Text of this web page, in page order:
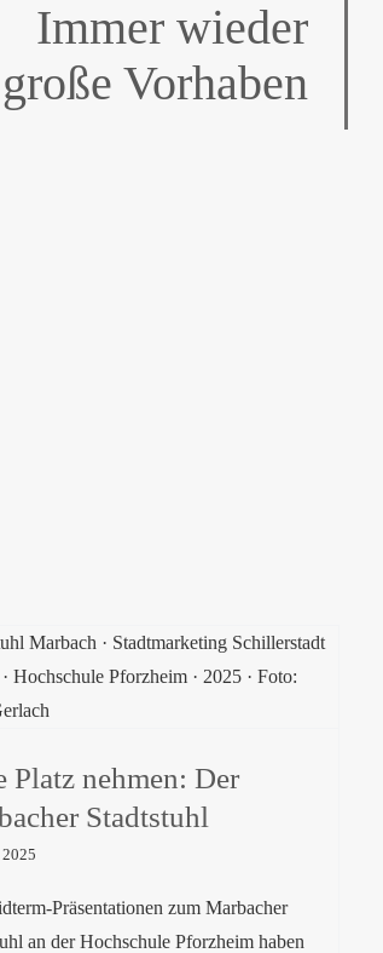
Immer wieder
große Vorhaben
Platz nehmen: Der Marbacher
Platz nehmen: Der
Stadtstuhl
Präsentationen zum Marbacher
an der Hochschule Pforzheim haben